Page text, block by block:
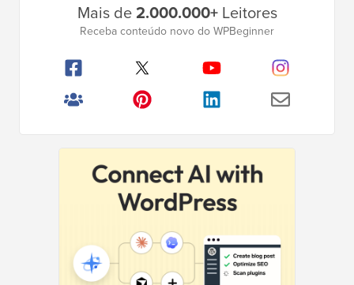
Mais de2.000.000+Leitores
Receba conteúdo novo do WPBeginner